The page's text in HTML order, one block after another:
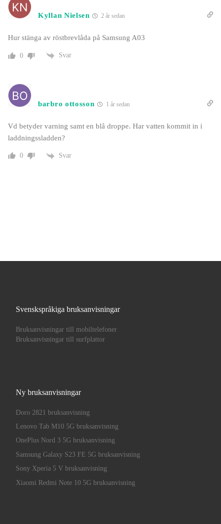
Kyllan Nielsen 2 år sedan
Hur stänga av röstbrevlåda på Samsung A03
0 Svar
barbro ottosson 1 år sedan
Vd betyder varning samt en blå droppe. Har vatten kommit in i
laddningssladden?
0 Svar
Svenskspråkiga bruksanvisningar
Bruksanvisningar till mobiltelefoner
Bruksanvisningar till surfplattor
Ny bruksanvisningar
Doro 2821 bruksanvisning
Lenovo Tab M10 5G bruksanvisning
OnePlus Nord 3 5G bruksanvisning
Samsung Galaxy S23 FE 5G bruksanvisning
Sony Xperia 5 V bruksanvisning
Xiaomi Redmi Note 10 5G bruksanvisning